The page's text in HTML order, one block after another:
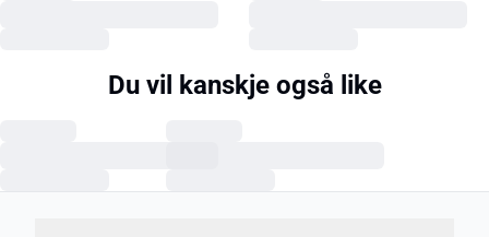
Du vil kanskje også like